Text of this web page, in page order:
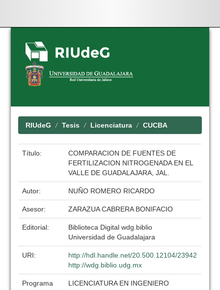
Skip
navigation
RIUdeG Tesis Licenciatura CUCBA
Título:
COMPARACION DE FUENTES DE
FERTILIZACION NITROGENADA EN EL
VALLE DE GUADALAJARA, JAL.
Autor: NUÑO ROMERO RICARDO
Asesor: ZARAZUA CABRERA BONIFACIO
Editorial:
Biblioteca Digital wdg.biblio
Universidad de Guadalajara
URI:
http://hdl.handle.net/20.500.12104/23942
http://wdg.biblio.udg.mx
Programa
LICENCIATURA EN INGENIERO